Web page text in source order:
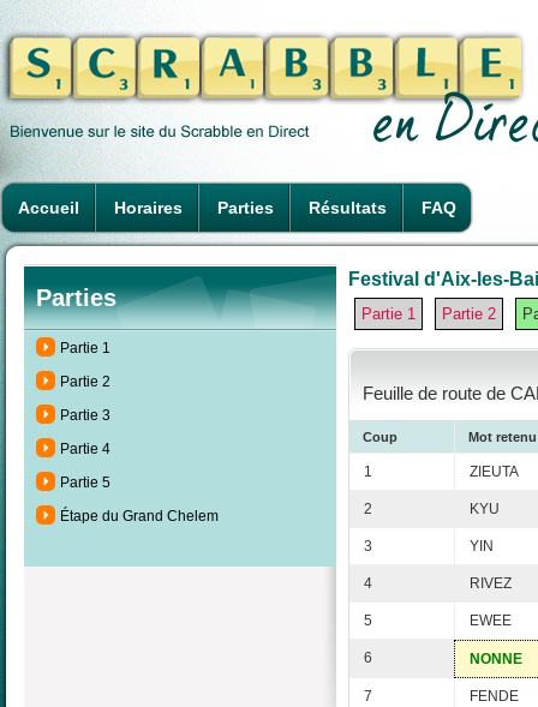
Accueil Horaires Parties Résultats FAQ
Parties
Partie 1
Partie 2
Partie 3
Partie 4
Partie 5
Étape du Grand Chelem
Festival d'Aix-les-
Partie 1 Partie 2
Feuille de route de
Coup Mot retenu
1 ZIEUTA
2 KYU
3 YIN
4 RIVEZ
5 EWEE
6 NONNE
7 FENDE